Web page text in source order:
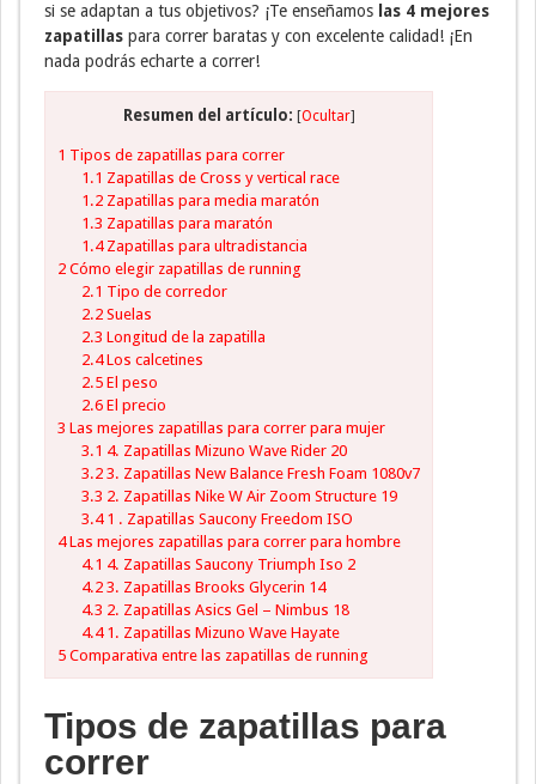
si se adaptan a tus objetivos? ¡Te enseñamos las 4 mejores
zapatillas para correr baratas y con excelente calidad! ¡En
nada podrás echarte a correr!
Resumen del artículo: [Ocultar]
1 Tipos de zapatillas para correr
1.1 Zapatillas de Cross y vertical race
1.2Zapatillas para media maratón
1.3 Zapatillas para maratón
1.4Zapatillas para ultradistancia
2 Cómo elegir zapatillas de running
2.1 Tipo de corredor
2.2Suelas
2.3 Longitud de la zapatilla
2.4Los calcetines
2.5El peso
2.6El precio
3 Las mejores zapatillas para correr para mujer
3.1 4. Zapatillas Mizuno Wave Rider 20
3.23. Zapatillas New Balance Fresh Foam 1080v7
3.3 2. Zapatillas Nike W Air Zoom Structure 19
3.41 . Zapatillas Saucony Freedom ISO
4Las mejores zapatillas para correr para hombre
4.1 4. Zapatillas Saucony Triumph Iso 2
4.23. Zapatillas Brooks Glycerin 14
4.3 2. Zapatillas Asics Gel – Nimbus 18
4.41. Zapatillas Mizuno Wave Hayate
5 Comparativa entre las zapatillas de running
Tipos de zapatillas para
correr